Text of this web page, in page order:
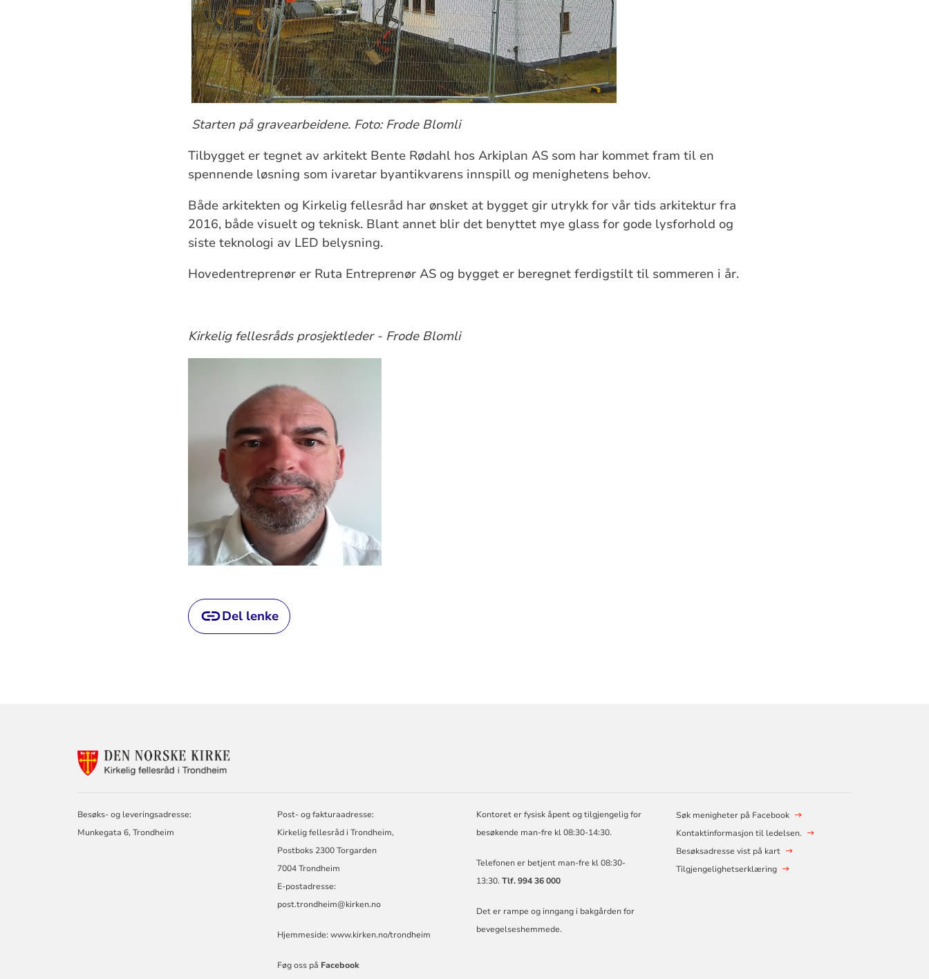
Starten på gravearbeidene. Foto: Frode Blomli
Tilbygget er tegnet av arkitekt Bente Rødahl hos Arkiplan AS som har kommet fram til en
spennende løsning som ivaretar byantikvarens innspill og menighetens behov.
Både arkitekten og Kirkelig fellesråd har ønsket at bygget gir utrykk for vår tids arkitektur fra
2016, både visuelt og teknisk. Blant annet blir det benyttet mye glass for gode lysforhold og
siste teknologi av LED belysning.
Hovedentreprenør er Ruta Entreprenør AS og bygget er beregnet ferdigstilt til sommeren i år.
Kirkelig fellesråds prosjektleder - Frode Blomli
Del lenke
KONTAKTINFORMASJON
TRONDHEIM
Besøks- og leveringsadresse:
Munkegata 6, Trondheim
Post- og fakturaadresse:
Kirkelig fellesråd i Trondheim,
Postboks 2300 Torgarden
7004 Trondheim
E-postadresse:
post.trondheim@kirken.no
Hjemmeside: www.kirken.no/trondheim
Føg oss på Facebook
Kontoret er fysisk åpent og tilgjengelig for
besøkende man-fre kl 08:30-14:30.
Telefonen er betjent man-fre kl 08:30-
13:30.Tlf. 994 36 000
Det er rampe og inngang i bakgården for
bevegelseshemmede.
Søk menigheter på Facebook
Kontaktinformasjon til ledelsen.
Besøksadresse vist på kart
Tilgjengelighetserklæring